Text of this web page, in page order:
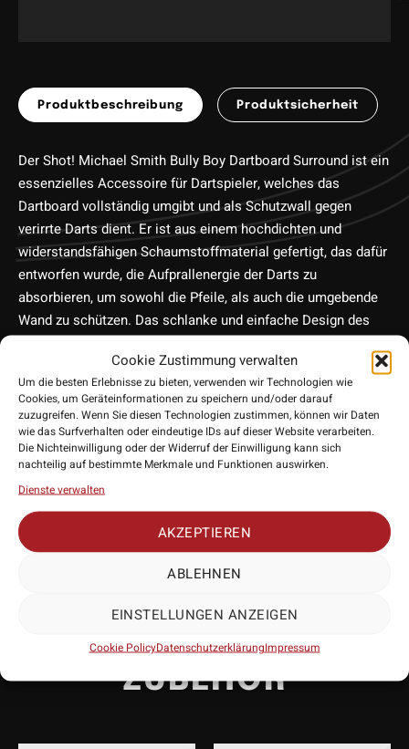
Cookie Zustimmung verwalten
Um die besten Erlebnisse zu bieten, verwenden wir Technologien wie
Cookies, um Geräteinformationen zu speichern und/oder darauf
zuzugreifen. Wenn Sie diesen Technologien zustimmen, können wir Daten
wie das Surfverhalten oder eindeutige IDs auf dieser Website verarbeiten.
Die Nichteinwilligung oder der Widerruf der Einwilligung kann sich
nachteilig auf bestimmte Merkmale und Funktionen auswirken.
Dienste verwalten
AKZEPTIEREN
ABLEHNEN
EINSTELLUNGEN ANZEIGEN
Cookie PolicyDatenschutzerklärungImpressum
Produktbeschreibung Produktsicherheit
Der Shot! Michael Smith Bully Boy Dartboard Surround ist ein
essenzielles Accessoire für Dartspieler, welches das
Dartboard vollständig umgibt und als Schutzwall gegen
verirrte Darts dient. Er ist aus einem hochdichten und
widerstandsfähigen Schaumstoffmaterial gefertigt, das dafür
entworfen wurde, die Aufprallenergie der Darts zu
absorbieren, um sowohl die Pfeile, als auch die umgebende
Wand zu schützen. Das schlanke und einfache Design des
zusätzliche Befestigungen oder Werkzeuge kinderleicht
montieren. Neben seiner funktionalen Rolle verleiht er dem
Dartbereich auch ein sauberes und professionelles
Erscheinungsbild.
• Hersteller: Shot!
• Lieferumfang: 1 Stück
PASSENDES
ZUBEHÖR